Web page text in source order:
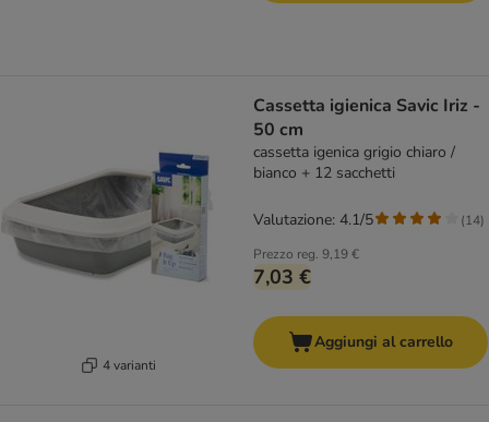
4 varianti
Cassetta igienica Savic Iriz -
50 cm
cassetta igenica grigio chiaro /
bianco + 12 sacchetti
Prezzo reg. 9,19 €
7,03 €
Valutazione: 4.1/5 (14)
Aggiungi al carrello